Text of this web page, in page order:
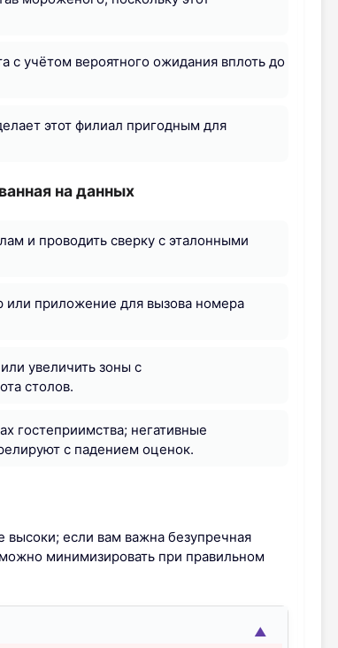
с учётом вероятного ожидания вплоть до
этот филиал пригодным для
на данных
и проводить сверку с эталонными
или приложение для вызова номера
увеличить зоны с
столов.
гостеприимства; негативные
с падением оценок.
высоки; если вам важна безупречная
минимизировать при правильном
▲